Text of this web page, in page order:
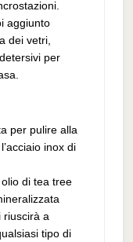
aggiunto
dei vetri,
per
per pulire alla
inox di
di tea tree
riuscirà a
tipo di